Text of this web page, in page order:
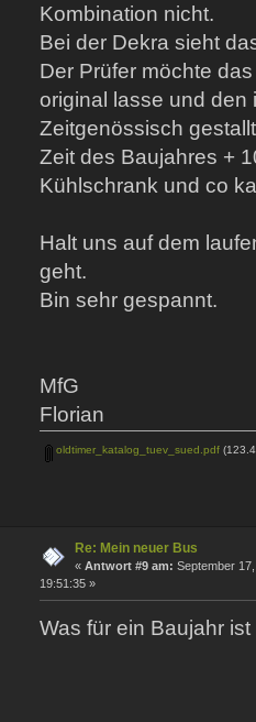
Kombination nicht.
Bei der Dekra sieht
Der Prüfer möchte
original lasse und den
Zeitgenössisch
Zeit des Baujahres +
Kühlschrank und co
Halt uns auf dem
geht.
Bin sehr gespannt.
MfG
Florian
oldtimer_katalog_tuev_sued.pdf
Re: Mein neuer Bus
« Antwort #9 am: September
19:51:35 »
Was für ein Baujahr